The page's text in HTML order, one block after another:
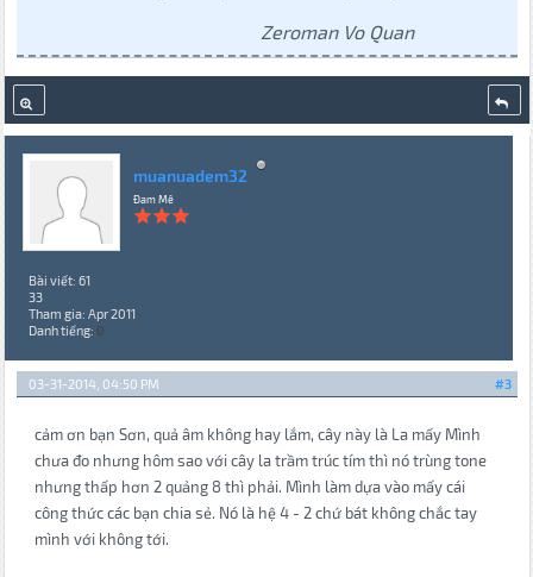
Zeroman Vo Quan
muanuadem32
Đam Mê
Bài viết: 61
33
Tham gia: Apr 2011
Danh tiếng: 0
#3
03-31-2014, 04:50 PM
cảm ơn bạn Sơn, quả âm không hay lắm, cây này là La mấy Mình
chưa đo nhưng hôm sao với cây la trầm trúc tím thì nó trùng tone
nhưng thấp hơn 2 quảng 8 thì phải. Mình làm dựa vào mấy cái
công thức các bạn chia sẻ. Nó là hệ 4 - 2 chứ bát không chắc tay
mình với không tới.